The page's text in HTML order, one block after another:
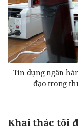
Tín dụng ngân
đạo trong
Khai thác tối